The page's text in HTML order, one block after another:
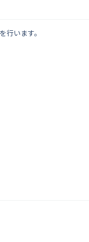
行います。